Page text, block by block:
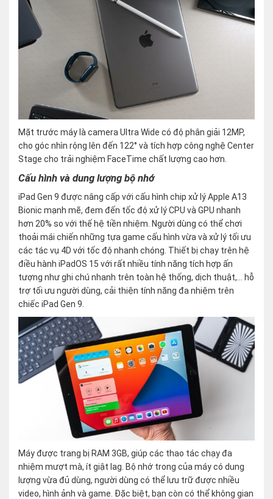
Mặt trước máy là camera Ultra Wide có độ phân giải 12MP,
cho góc nhìn rộng lên đến 122° và tích hợp công nghệ Center
Stage cho trải nghiệm FaceTime chất lượng cao hơn.
Cấu hình và dung lượng bộ nhớ
iPad Gen 9 được nâng cấp với cấu hình chip xử lý Apple A13
Bionic mạnh mẽ, đem đến tốc độ xử lý CPU và GPU nhanh
hơn 20% so với thế hệ tiền nhiệm. Người dùng có thể chơi
thoải mái chiến những tựa game cấu hình vừa và xử lý tối ưu
các tác vụ 4D với tốc độ nhanh chóng. Thiết bị chạy trên hệ
điều hành iPadOS 15 với rất nhiều tính năng tích hợp ấn
tượng như ghi chú nhanh trên toàn hệ thống, dịch thuật,… hỗ
trợ tối ưu người dùng, cải thiện tính năng đa nhiệm trên
chiếc iPad Gen 9.
Máy được trang bị RAM 3GB, giúp các thao tác chạy đa
nhiệm mượt mà, ít giật lag. Bộ nhớ trong của máy có dung
lượng vừa đủ dùng, người dùng có thể lưu trữ được nhiều
video, hình ảnh và game. Đặc biệt, bạn còn có thể không gian